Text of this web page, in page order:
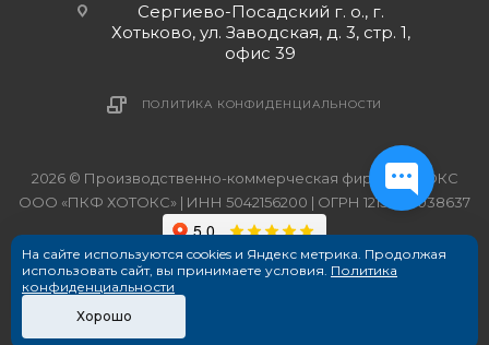
Сергиево-Посадский г. о., г.
Хотьково, ул. Заводская, д. 3, стр. 1,
офис 39
ПОЛИТИКА КОНФИДЕНЦИАЛЬНОСТИ
2026 © Производственно-коммерческая фирма ХОТОКС
ООО «ПКФ ХОТОКС» | ИНН 5042156200 | ОГРН 1215000038637
На сайте используются cookies и Яндекс метрика. Продолжая
использовать сайт, вы принимаете условия. Политика
конфиденциальности
Хорошо